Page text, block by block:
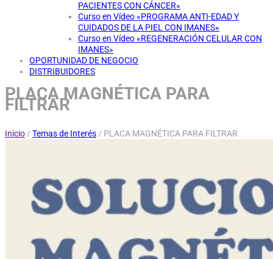
PACIENTES CON CÁNCER»
Curso en Vídeo «PROGRAMA ANTI-EDAD Y
CUIDADOS DE LA PIEL CON IMANES»
Curso en Vídeo «REGENERACIÓN CELULAR CON
IMANES»
OPORTUNIDAD DE NEGOCIO
DISTRIBUIDORES
PLACA MAGNÉTICA PARA
FILTRAR
Inicio / Temas de Interés / PLACA MAGNÉTICA PARA FILTRAR